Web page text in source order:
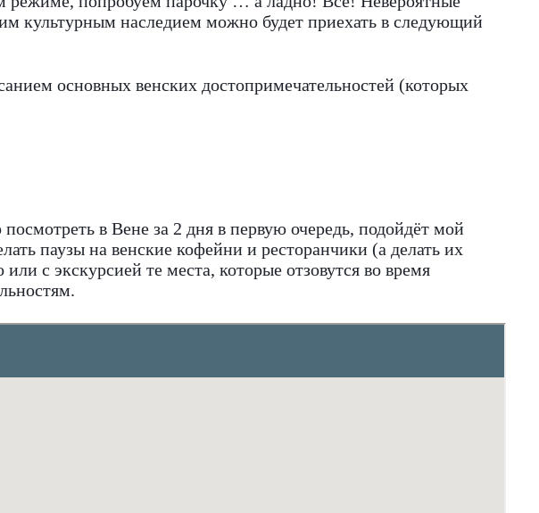
культурным наследием можно будет приехать в следующий
основных венских достопримечательностей (которых
в Вене за 2 дня в первую очередь, подойдёт мой
паузы на венские кофейни и ресторанчики (а делать их
с экскурсией те места, которые отзовутся во время